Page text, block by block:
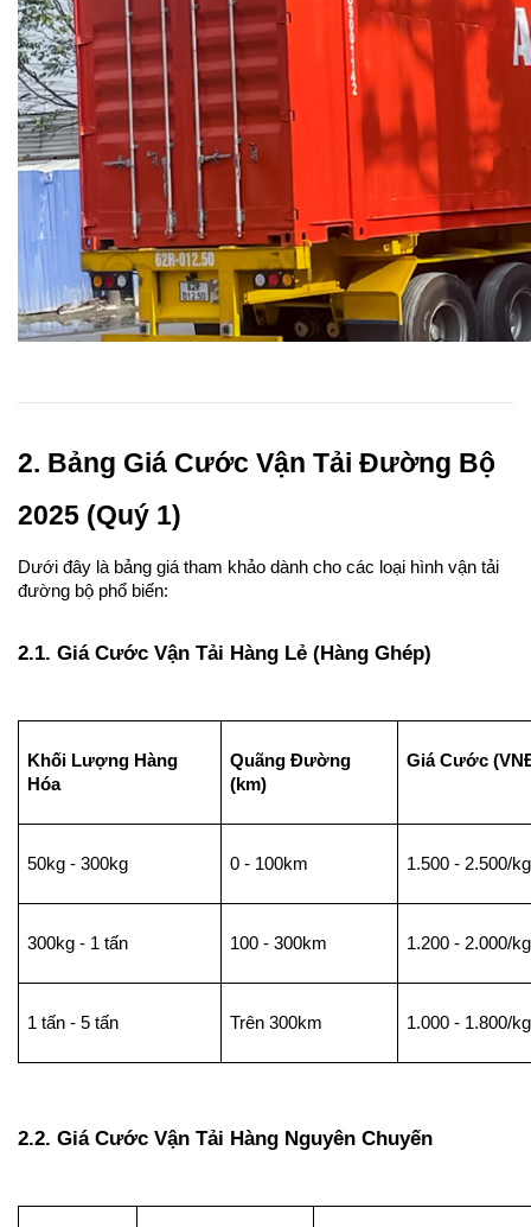
2. Bảng Giá Cước Vận Tải Đường Bộ
2025 (Quý 1)
Dưới đây là bảng giá tham khảo dành cho các loại hình vận tải
đường bộ phổ biến:
2.1. Giá Cước Vận Tải Hàng Lẻ (Hàng Ghép)
Khối Lượng Hàng
Hóa
Quãng Đường
(km)
Giá Cước
50kg - 300kg 0 - 100km 1.500 - 2.500/kg
300kg - 1 tấn 100 - 300km 1.200 - 2.000/kg
1 tấn - 5 tấn Trên 300km 1.000 - 1.800/kg
2.2. Giá Cước Vận Tải Hàng Nguyên Chuyến